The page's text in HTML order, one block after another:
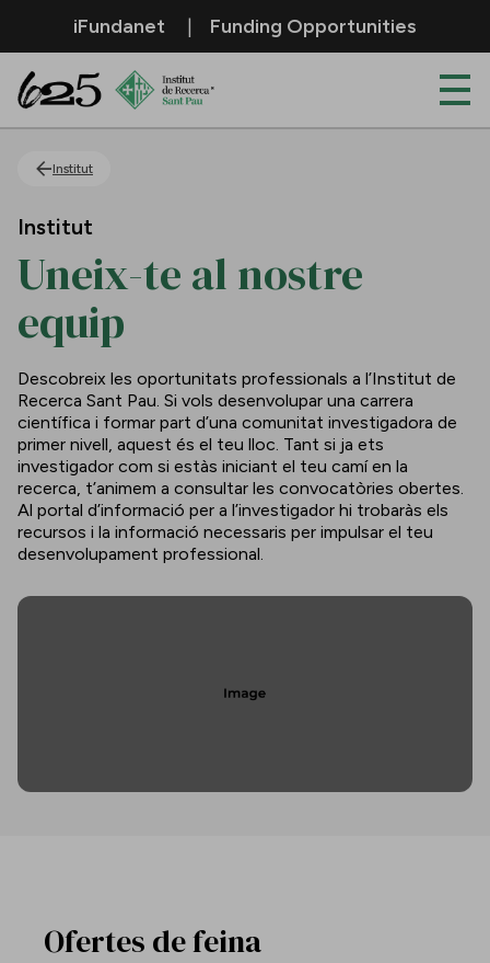
Salta al contingut principal
iFundanet Funding Opportunities
Institut
Institut
Uneix-te al nostre
equip
Descobreix les oportunitats professionals a l’Institut de
Recerca Sant Pau. Si vols desenvolupar una carrera
científica i formar part d’una comunitat investigadora de
primer nivell, aquest és el teu lloc. Tant si ja ets
investigador com si estàs iniciant el teu camí en la
recerca, t’animem a consultar les convocatòries obertes.
Al portal d’informació per a l’investigador hi trobaràs els
recursos i la informació necessaris per impulsar el teu
desenvolupament professional.
Ofertes de feina